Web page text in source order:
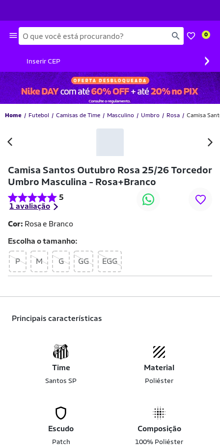
Busca 0
Inserir CEP ›
Home Futebol Camisas de Time Masculino Umbro Rosa Camisa
Camisa Santos Outubro Rosa 25/26 Torcedor
Umbro Masculina - Rosa+Branco
5
1 avaliação
Cor: Rosa e Branco
Escolha otamanho
P M G GG EGG
Principais características
Time
Santos SP
Material
Poliéster
Escudo
Patch
Composição
100% Poliéster